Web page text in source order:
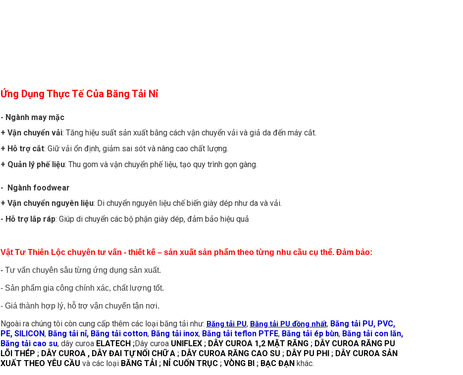
Ứng Dụng Thực Tế Của Băng Tải Nỉ
- Ngành may mặc
+ Vận chuyển vải: Tăng hiệu suất sản xuất bằng cách vận chuyển vải và giả da đến máy cắt.
+ Hỗ trợ cắt: Giữ vải ổn định, giảm sai sót và nâng cao chất lượng.
+ Quản lý phế liệu: Thu gom và vận chuyển phế liệu, tạo quy trình gọn gàng.
- Ngành foodwear
+ Vận chuyển nguyên liệu: Di chuyển nguyên liệu chế biến giày dép như da và vải.
- Hỗ trợ lắp ráp: Giúp di chuyển các bộ phận giày dép, đảm bảo hiệu quả
Vật Tư Thiên Lộc chuyên tư vấn - thiết kế – sản xuất sản phẩm theo từng nhu cầu cụ thể. Đảm bảo:
- Tư vấn chuyên sâu từng ứng dụng sản xuất.
- Sản phẩm gia công chính xác, chất lượng tốt.
- Giá thành hợp lý, hỗ trợ vận chuyển tận nơi.
Ngoài ra chúng tôi còn cung cấp thêm các loại băng tải như: Băng tải PU, Băng tải PU đồng nhất, Băng tải PU, PVC,
PE, SILICON, Băng tải nỉ, Băng tải cotton, Băng tải inox, Băng tải teflon PTFE, Băng tải ép bùn, Băng tải con lăn,
Băng tải cao su, dây curoa ELATECH;Dây curoa UNIFLEX; DÂY CUROA 1,2 MẶT RĂNG; DÂY CUROA RĂNG PU
LÕI THÉP ; DÂY CUROA , DÂY ĐAI TỰ NỐI CHỮ A; DÂY CUROA RĂNG CAO SU ; DÂY PU PHI; DÂY CUROA SẢN
XUẤT THEO YÊU CẦU và các loại BĂNG TẢI; NỈ CUỐN TRỤC; VÒNG BI; BẠC ĐẠNkhác.